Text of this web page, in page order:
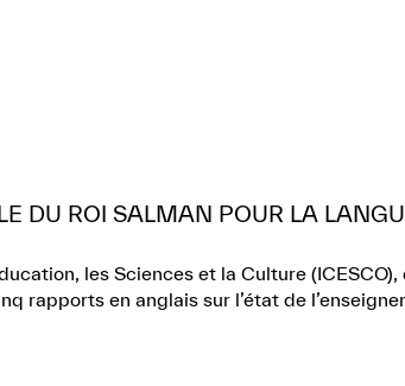
DU ROI SALMAN POUR LA
les Sciences et la Culture
rapports en anglais sur l’état de